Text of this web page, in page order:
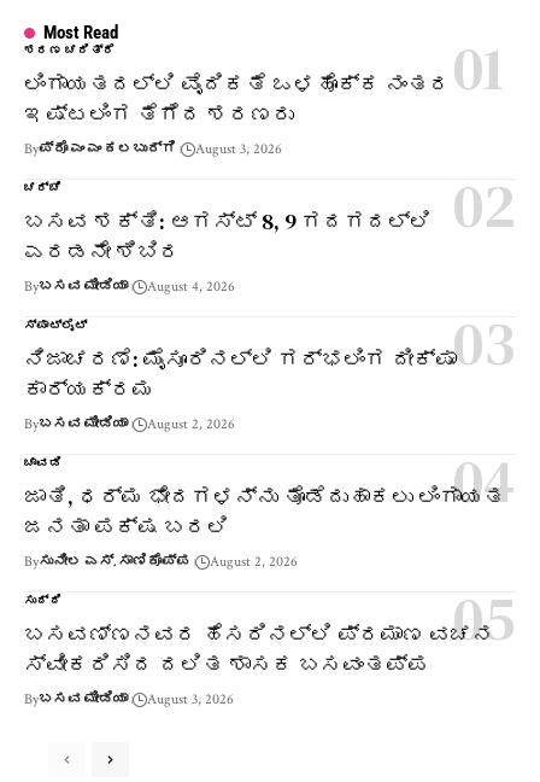
Most Read
ಶರಣ ಚರಿತ್ರೆ
ಲಿಂಗಾಯತದಲ್ಲಿ ವೈದಿಕತೆ ಒಳಹೊಕ್ಕ ನಂತರ
ಇಷ್ಟಲಿಂಗ ತೆಗೆದ ಶರಣರು
Byಪ್ರೊ ಎಂ ಎಂ ಕಲಬುರ್ಗಿ August 3, 2026
ಚರ್ಚೆ
ಬಸವ ಶಕ್ತಿ: ಆಗಸ್ಟ್ 8, 9 ಗದಗದಲ್ಲಿ
ಎರಡನೇ ಶಿಬಿರ
Byಬಸವ ಮೀಡಿಯಾ August 4, 2026
ಸ್ಪಾಟ್‌ಲೈಟ್
ನಿಜಾಚರಣೆ: ಮೈಸೂರಿನಲ್ಲಿ ಗರ್ಭಲಿಂಗ ದೀಕ್ಷಾ
ಕಾರ್ಯಕ್ರಮ
Byಬಸವ ಮೀಡಿಯಾ August 2, 2026
ಚಾವಡಿ
ಜಾತಿ, ಧರ್ಮ ಭೇದಗಳನ್ನು ತೊಡೆದುಹಾಕಲು ಲಿಂಗಾಯತ
ಜನತಾ ಪಕ್ಷ ಬರಲಿ
Byಸುನೀಲ ಎಸ್. ಸಾಣಿಕೊಪ್ಪ August 2, 2026
ಸುದ್ದಿ
ಬಸವಣ್ಣನವರ ಹೆಸರಿನಲ್ಲಿ ಪ್ರಮಾಣ ವಚನ
ಸ್ವೀಕರಿಸಿದ ದಲಿತ ಶಾಸಕ ಬಸವಂತಪ್ಪ
Byಬಸವ ಮೀಡಿಯಾ August 3, 2026